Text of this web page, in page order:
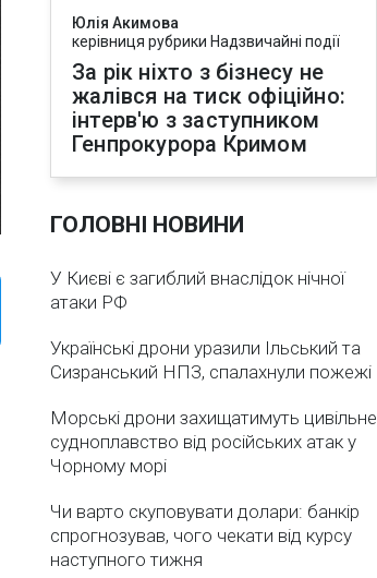
Юлія Акимова
керівниця рубрики Надзвичайні події
За рік ніхто з бізнесу не
жалівся на тиск офіційно:
інтерв'ю з заступником
Генпрокурора Кримом
ГОЛОВНІ НОВИНИ
У Києві є загиблий внаслідок нічної
атаки РФ
Українські дрони уразили Ільський та
Сизранський НПЗ, спалахнули пожежі
Морські дрони захищатимуть цивільне
судноплавство від російських атак у
Чорному морі
Чи варто скуповувати долари: банкір
спрогнозував, чого чекати від курсу
наступного тижня